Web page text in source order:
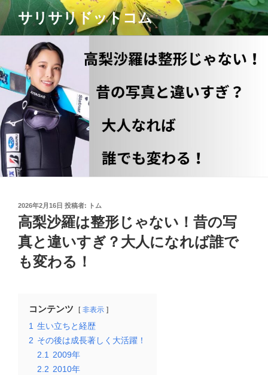
ン
テ
ツ
へ
ス
キ
ッ
プ
サリサリドットコム
投
稿
日:
2026年2月16日 投稿者: トム
高梨沙羅は整形じゃない！昔の写
真と違いすぎ？大人になれば誰で
も変わる！
コンテンツ 非表示
1 生い立ちと経歴
2 その後は成長著しく大活躍！
2.1 2009年
2.2 2010年